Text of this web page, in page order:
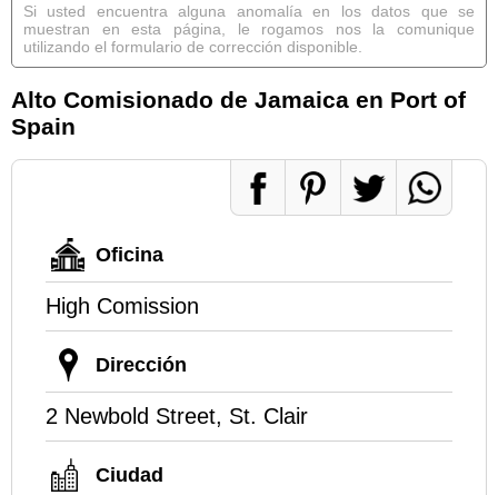
Si usted encuentra alguna anomalía en los datos que se
muestran en esta página, le rogamos nos la comunique
utilizando el formulario de corrección disponible.
Alto Comisionado de Jamaica en Port of
Spain
Oficina
High Comission
Dirección
2 Newbold Street, St. Clair
Ciudad